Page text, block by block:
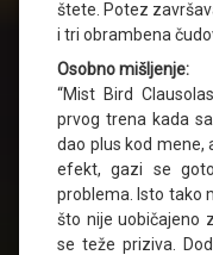
štete. Potez
i tri obrambena
Osobno mišljenje:
“Mist Bird
prvog trena kada
dao plus kod mene,
efekt, gazi se
problema. Isto tako
što nije uobičajeno
se teže priziva.